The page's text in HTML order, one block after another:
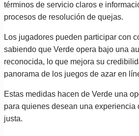
términos de servicio claros e
procesos de resolución de quejas.
Los jugadores pueden participar con
sabiendo que Verde opera bajo una
reconocida, lo que mejora su
panorama de los juegos de azar en
Estas medidas hacen de Verde una
para quienes desean una experiencia
justa.